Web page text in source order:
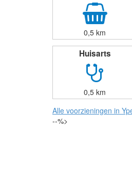
0,5 km
Huisarts
0,5 km
Alle voorzieningen in
--%>